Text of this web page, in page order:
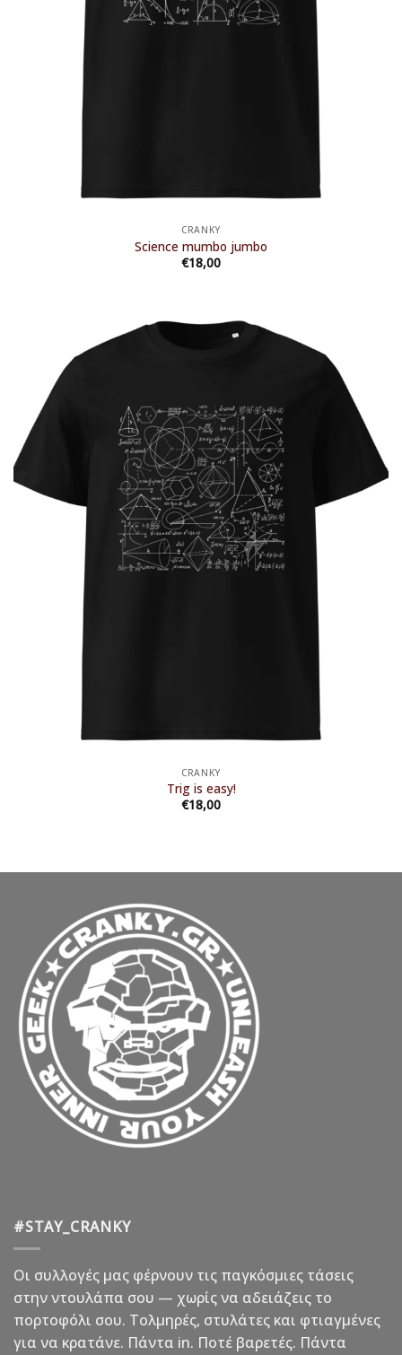
CRANKY
Science mumbo jumbo
€18,00
CRANKY
Trig is easy!
€18,00
#STAY_CRANKY
Οι συλλογές μας φέρνουν τις παγκόσμιες τάσεις
στην ντουλάπα σου — χωρίς να αδειάζεις το
πορτοφόλι σου. Τολμηρές, στυλάτες και φτιαγμένες
για να κρατάνε. Πάντα in. Ποτέ βαρετές. Πάντα